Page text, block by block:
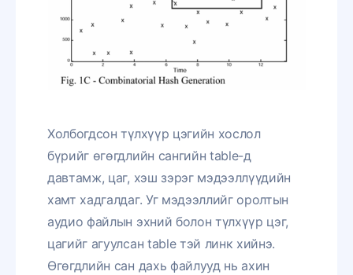
Холбогдсон түлхүүр цэгийн хослол
бүрийг өгөгдлийн сангийн table-д
давтамж, цаг, хэш зэрэг мэдээллүүдийн
хамт хадгалдаг. Уг мэдээллийг оролтын
аудио файлын эхний болон түлхүүр цэг,
цагийг агуулсан table тэй линк хийнэ.
Өгөгдлийн сан дахь файлууд нь ахин